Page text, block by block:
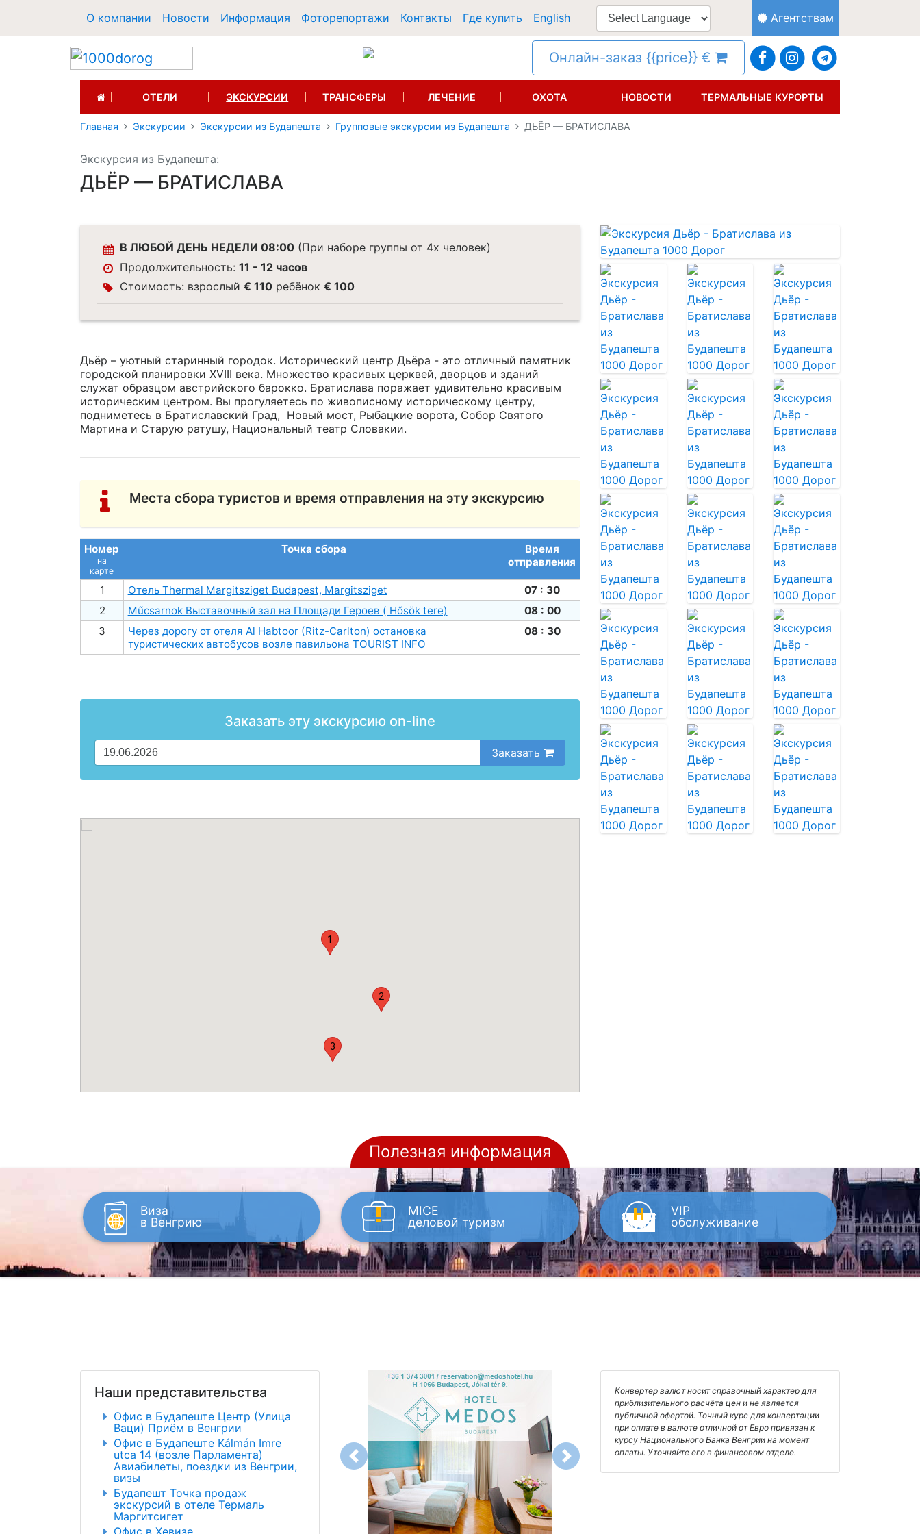
О компании Новости Информация Фоторепортажи Контакты Где купить English Агентствам
Онлайн-заказ {{price}} €
(CURRENT)ОТЕЛИ ЭКСКУРСИИ ТРАНСФЕРЫ ЛЕЧЕНИЕ ОХОТА НОВОСТИ ТЕРМАЛЬНЫЕ КУРОРТЫ
Главная Экскурсии Экскурсии из Будапешта Групповые экскурсии из Будапешта ДЬЁР — БРАТИСЛАВА
Экскурсия из Будапешта:
ДЬЁР — БРАТИСЛАВА
В ЛЮБОЙ ДЕНЬ НЕДЕЛИ 08:00 (При наборе группы от 4х человек)
Продолжительность:11 - 12 часов
Стоимость: взрослый€ 110 ребёнок€ 100
Дьёр – уютный старинный городок. Исторический центр Дьёра - это отличный памятник
городской планировки XVIII века. Множество красивых церквей, дворцов и зданий
служат образцом австрийского барокко. Братислава поражает удивительно красивым
историческим центром. Вы прогуляетесь по живописному историческому центру,
подниметесь в Братиславский Град, Новый мост, Рыбацкие ворота, Собор Святого
Мартина и Старую ратушу, Национальный театр Словакии.
Места сбора туристов и время отправления на эту экскурсию
Номер
на
карте
Точка сбора
Время
отправления
1 Отель Thermal Margitsziget Budapest, Margitsziget
07 : 30
2
Műсsarnok Выставочный зал на Площади Героев ( Hősök tere)
08 : 00
3
Через дорогу от отеля Al Habtoor (Ritz-Carlton) остановка
туристических автобусов возле павильона TOURIST INFO
08 : 30
Заказать эту экскурсию on-line
Заказать
1
2
3
Полезная информация
Виза
в Венгрию
MICE
деловой туризм
VIP
обслуживание
Наши представительства
Офис в Будапеште Центр (Улица
Ваци) Приём в Венгрии
Офис в Будапеште Kálmán Imre
utca 14 (возле Парламента)
Авиабилеты, поездки из Венгрии,
визы
Будапешт Точка продаж
экскурсий в отеле Термаль
Маргитсигет
Previous Next
Конвертер валют носит справочный характер для
приблизительного расчёта цен и не является
публичной офертой. Точный курс для конвертации
при оплате в валюте отличной от Евро привязан к
курсу Национального Банка Венгрии на момент
оплаты. Уточняйте его в финансовом отделе.